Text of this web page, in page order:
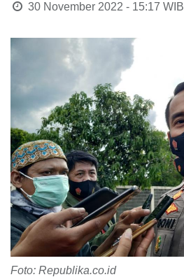
30 November 2022 - 15:17 WIB
Foto: Republika.co.id